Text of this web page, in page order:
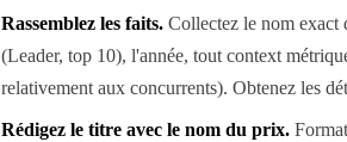
Rassemblez les faits. Collectez le nom exact
(Leader, top 10), l'année, tout context
relativement aux concurrents). Obtenez les
Rédigez le titre avec le nom du prix.